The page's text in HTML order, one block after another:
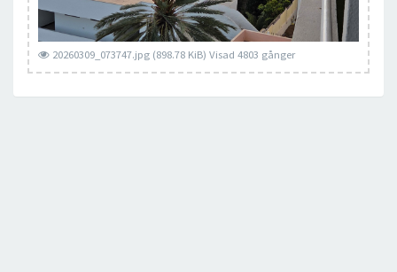
20260309_073747.jpg (898.78 KiB) Visad 4803 gånger